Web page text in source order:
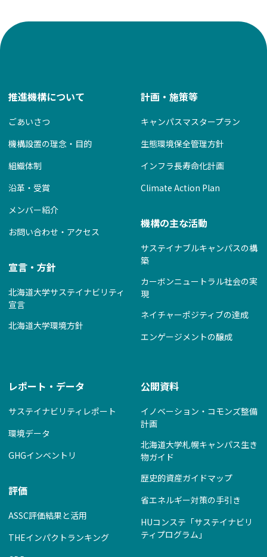
推進機構について
ごあいさつ
機構設置の理念・目的
組織体制
沿革・受賞
メンバー紹介
お問い合わせ・アクセス
宣言・方針
北海道大学サステイナビリティ
宣言
北海道大学環境方針
計画・施策等
キャンパスマスタープラン
生態環境保全管理方針
インフラ長寿命化計画
Climate Action Plan
機構の主な活動
サステイナブルキャンパスの構
築
カーボンニュートラル社会の実
現
ネイチャーポジティブの達成
エンゲージメントの醸成
レポート・データ
サステイナビリティレポート
環境データ
GHGインベントリ
評価
ASSC評価結果と活用
THEインパクトランキング
公開資料
イノベーション・コモンズ整備
計画
北海道大学札幌キャンパス生き
物ガイド
歴史的資産ガイドマップ
省エネルギー対策の手引き
HUコンステ「サステイナビリ
ティプログラム」